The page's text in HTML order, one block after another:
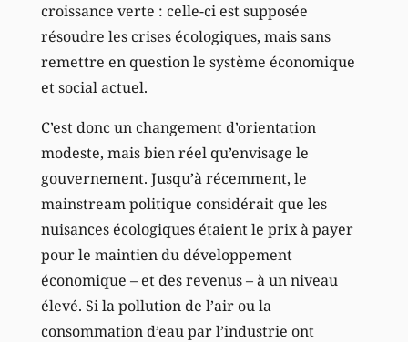
croissance verte : celle-ci est supposée
résoudre les crises écologiques, mais sans
remettre en question le système économique
et social actuel.
C’est donc un changement d’orientation
modeste, mais bien réel qu’envisage le
gouvernement. Jusqu’à récemment, le
mainstream politique considérait que les
nuisances écologiques étaient le prix à payer
pour le maintien du développement
économique – et des revenus – à un niveau
élevé. Si la pollution de l’air ou la
consommation d’eau par l’industrie ont